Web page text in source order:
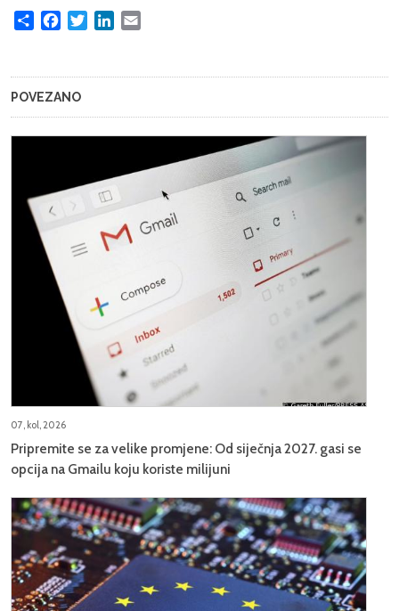
Share FacebookTwitterLinkedIn
POVEZANO
07, kol, 2026
Pripremite se za velike promjene: Od siječnja 2027. gasi se
opcija na Gmailu koju koriste milijuni